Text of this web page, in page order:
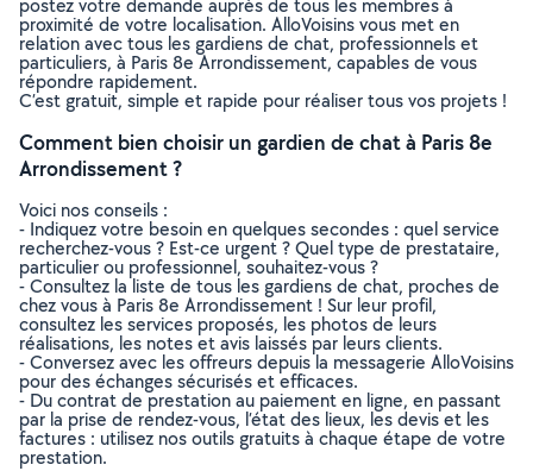
postez votre demande auprès de tous les membres à
proximité de votre localisation. AlloVoisins vous met en
relation avec tous les gardiens de chat, professionnels et
particuliers, à Paris 8e Arrondissement, capables de vous
répondre rapidement.
C’est gratuit, simple et rapide pour réaliser tous vos projets !
Comment bien choisir un gardien de chat à Paris 8e
Arrondissement ?
Voici nos conseils :
- Indiquez votre besoin en quelques secondes : quel service
recherchez-vous ? Est-ce urgent ? Quel type de prestataire,
particulier ou professionnel, souhaitez-vous ?
- Consultez la liste de tous les gardiens de chat, proches de
chez vous à Paris 8e Arrondissement ! Sur leur profil,
consultez les services proposés, les photos de leurs
réalisations, les notes et avis laissés par leurs clients.
- Conversez avec les offreurs depuis la messagerie AlloVoisins
pour des échanges sécurisés et efficaces.
- Du contrat de prestation au paiement en ligne, en passant
par la prise de rendez-vous, l’état des lieux, les devis et les
factures : utilisez nos outils gratuits à chaque étape de votre
prestation.